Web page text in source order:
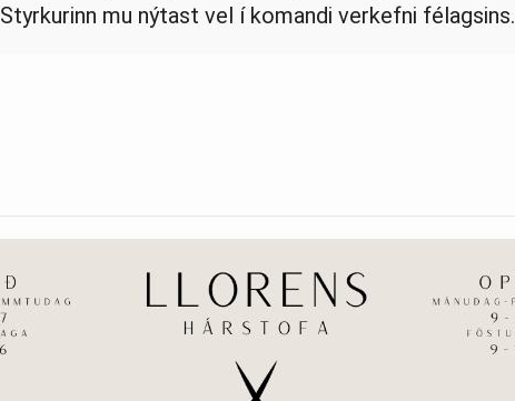
Styrkurinn mu nýtast vel í komandi verkefni félagsins.